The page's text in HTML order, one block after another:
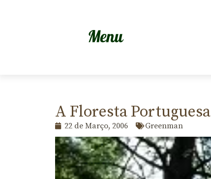
A Floresta Portuguesa
22 de Março, 2006 Greenman